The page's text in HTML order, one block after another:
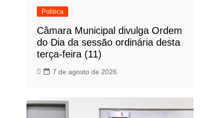
Política
Câmara Municipal divulga Ordem
do Dia da sessão ordinária desta
terça-feira (11)
7 de agosto de 2026